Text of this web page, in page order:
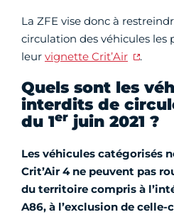
La ZFE vise donc à
circulation des véhicules les
leur vignette Crit’Air .
Quels sont les
interdits de
du 1er juin 2021 ?
Les véhicules catégorisés
Crit’Air 4 ne peuvent pas
du territoire compris à
A86, à l’exclusion de